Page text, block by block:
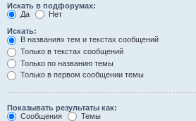
Искать в подфорумах:
Да
Нет
Искать:
В названиях тем и текстах сообщений
Только в текстах сообщений
Только по названию темы
Только в первом сообщении темы
Показывать результаты как:
Сообщения
Темы